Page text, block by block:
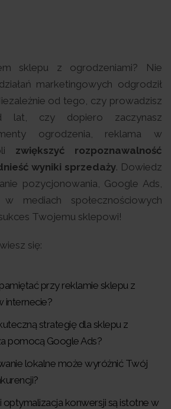
sklepu z ogrodzeniami? Nie
marketingowych odgrodził
od tego, czy prowadzisz
lat, czy dopiero zaczynasz
ogrodzenia, reklama w
zwiększyć rozpoznawalność
wyniki sprzedaży. Dowiedz
pozycjonowania, Google Ads,
mediach społecznościowych
Twojemu sklepowi!
się:
przy reklamie sklepu z
internecie?
strategię dla sklepu z
pomocą Google Ads?
lokalne może wyróżnić Twój
optymalizacja konwersji są istotne w